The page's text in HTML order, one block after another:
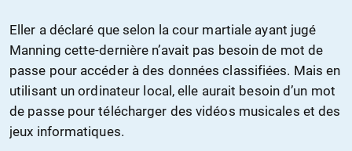
Eller a déclaré que selon la cour martiale ayant jugé
Manning cette-dernière n’avait pas besoin de mot de
passe pour accéder à des données classifiées. Mais en
utilisant un ordinateur local, elle aurait besoin d’un mot
de passe pour télécharger des vidéos musicales et des
jeux informatiques.